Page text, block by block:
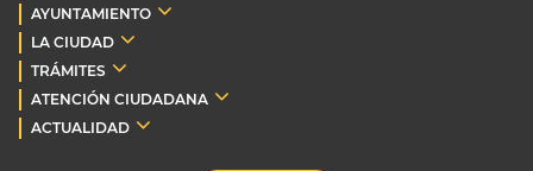
AYUNTAMIENTO
LA CIUDAD
TRÁMITES
ATENCIÓN CIUDADANA
ACTUALIDAD